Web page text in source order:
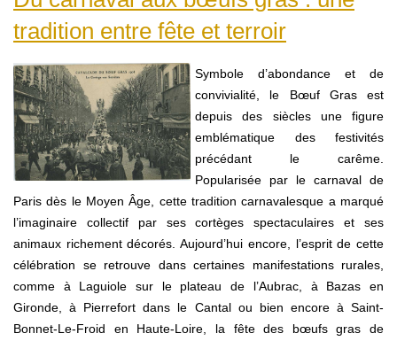
tradition entre fête et terroir
Symbole d’abondance et de
convivialité, le Bœuf Gras est
depuis des siècles une figure
emblématique des festivités
précédant le carême.
Popularisée par le carnaval de
Paris dès le Moyen Âge, cette tradition carnavalesque a marqué
l’imaginaire collectif par ses cortèges spectaculaires et ses
animaux richement décorés. Aujourd’hui encore, l’esprit de cette
célébration se retrouve dans certaines manifestations rurales,
comme à Laguiole sur le plateau de l’Aubrac, à Bazas en
Gironde,à Pierrefort dans le Cantal ou bien encore à Saint-
Bonnet-Le-Froid en Haute-Loire , la fête des bœufs gras de